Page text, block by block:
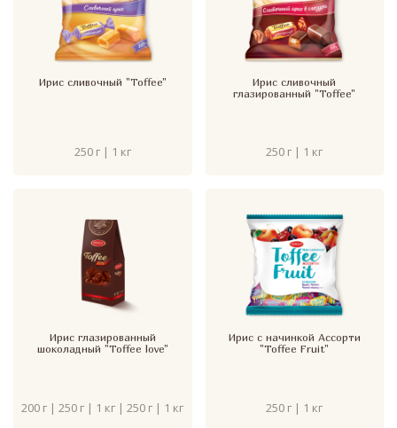
Ирис сливочный "Toffee"
250 г | 1 кг
Ирис сливочный
глазированный "Toffee"
250 г | 1 кг
Ирис глазированный
шоколадный "Toffee love"
200 г | 250 г | 1 кг | 250 г | 1 кг
Ирис с начинкой Ассорти
"Toffee Fruit"
250 г | 1 кг